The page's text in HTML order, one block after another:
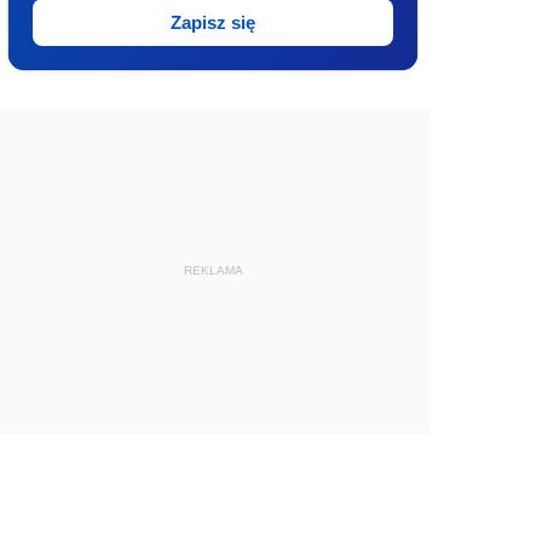
Zapisz się
REKLAMA